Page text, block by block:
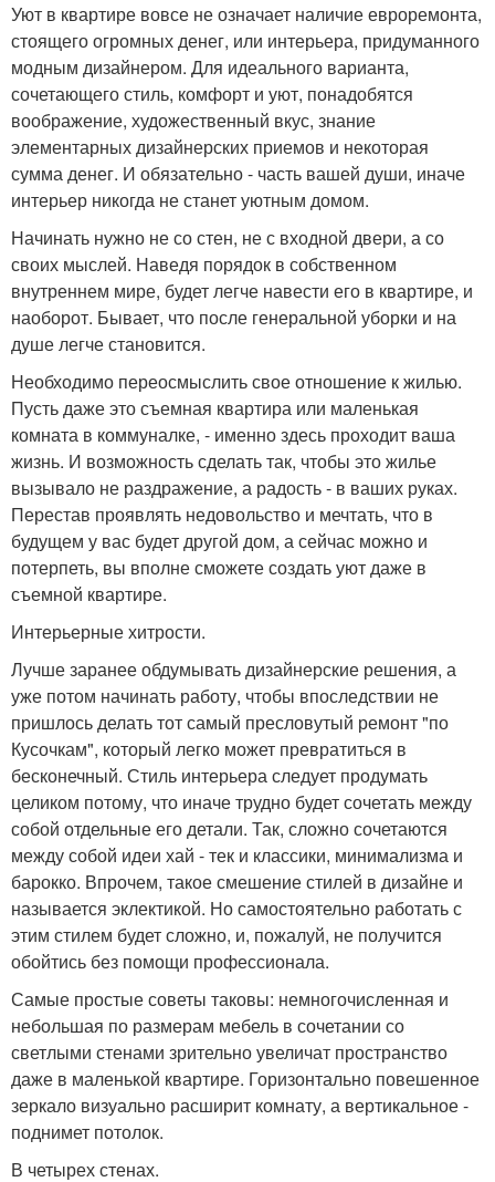
Уют в квартире вовсе не означает наличие евроремонта,
стоящего огромных денег, или интерьера, придуманного
модным дизайнером. Для идеального варианта,
сочетающего стиль, комфорт и уют, понадобятся
воображение, художественный вкус, знание
элементарных дизайнерских приемов и некоторая
сумма денег. И обязательно - часть вашей души, иначе
интерьер никогда не станет уютным домом.
Начинать нужно не со стен, не с входной двери, а со
своих мыслей. Наведя порядок в собственном
внутреннем мире, будет легче навести его в квартире, и
наоборот. Бывает, что после генеральной уборки и на
душе легче становится.
Необходимо переосмыслить свое отношение к жилью.
Пусть даже это съемная квартира или маленькая
комната в коммуналке, - именно здесь проходит ваша
жизнь. И возможность сделать так, чтобы это жилье
вызывало не раздражение, а радость - в ваших руках.
Перестав проявлять недовольство и мечтать, что в
будущем у вас будет другой дом, а сейчас можно и
потерпеть, вы вполне сможете создать уют даже в
съемной квартире.
Интерьерные хитрости.
Лучше заранее обдумывать дизайнерские решения, а
уже потом начинать работу, чтобы впоследствии не
пришлось делать тот самый пресловутый ремонт "по
Кусочкам", который легко может превратиться в
бесконечный. Стиль интерьера следует продумать
целиком потому, что иначе трудно будет сочетать между
собой отдельные его детали. Так, сложно сочетаются
между собой идеи хай - тек и классики, минимализма и
барокко. Впрочем, такое смешение стилей в дизайне и
называется эклектикой. Но самостоятельно работать с
этим стилем будет сложно, и, пожалуй, не получится
обойтись без помощи профессионала.
Самые простые советы таковы: немногочисленная и
небольшая по размерам мебель в сочетании со
светлыми стенами зрительно увеличат пространство
даже в маленькой квартире. Горизонтально повешенное
зеркало визуально расширит комнату, а вертикальное -
поднимет потолок.
В четырех стенах.